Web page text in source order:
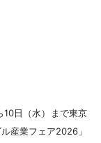
日（水）まで東京
産業フェア2026」